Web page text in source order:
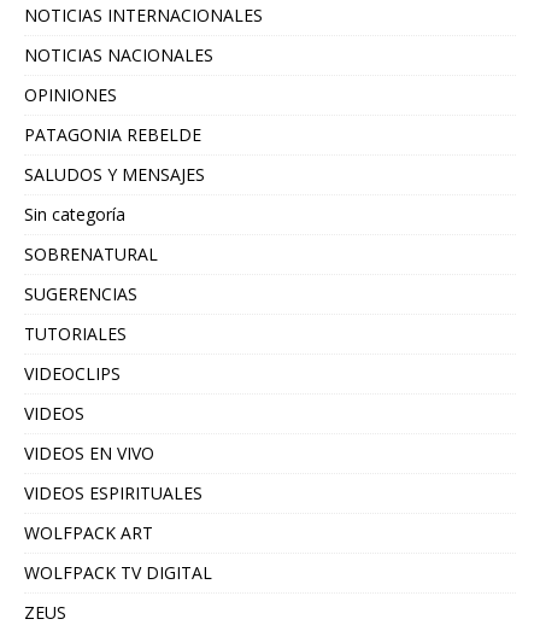
NOTICIAS INTERNACIONALES
NOTICIAS NACIONALES
OPINIONES
PATAGONIA REBELDE
SALUDOS Y MENSAJES
Sin categoría
SOBRENATURAL
SUGERENCIAS
TUTORIALES
VIDEOCLIPS
VIDEOS
VIDEOS EN VIVO
VIDEOS ESPIRITUALES
WOLFPACK ART
WOLFPACK TV DIGITAL
ZEUS